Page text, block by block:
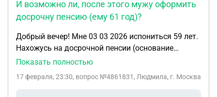
И возможно ли, после этого мужу оформить
досрочну пенсию (ему 61 год)?
Добрый вечер! Мне 03 03 2026 испониться 59 лет.
Нахожусь на досрочной пенсии (основание
ребенок с 1992 по 1996 год находился на
меня такой вопрос? Можно ли переоформить
Показать полностью
17 февраля, 23:30, вопрос №4861831, Людмила, г. Москва